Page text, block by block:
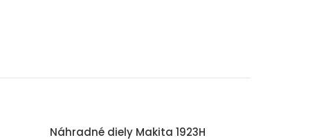
Náhradné diely Makita 1923H